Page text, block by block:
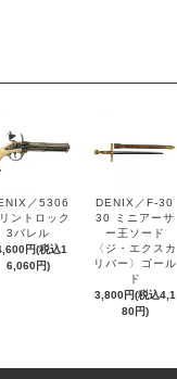
／5306
ントロック
3バレル
円(税込1
6,060円)
DENIX／F-30
30 ミニアーサ
ー王ソード
〈ジ・エクスカ
リバー〉ゴール
ド
3,800円(税込4,1
80円)